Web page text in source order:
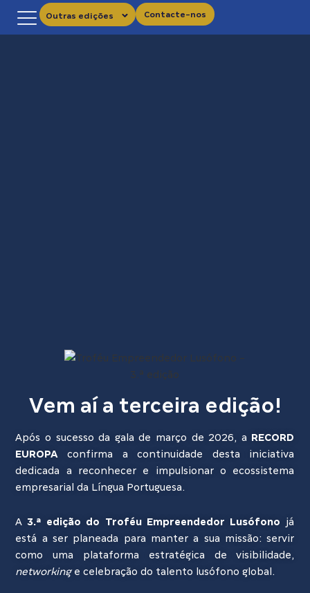
Outras edições Contacte-nos
Vem aí a terceira edição!
Após o sucesso da gala de março de 2026, a RECORD
EUROPAconfirma a continuidade desta iniciativa
dedicada a reconhecer e impulsionar o ecossistema
empresarial da Língua Portuguesa.
A3.ª edição do Troféu Empreendedor Lusófono já
está a ser planeada para manter a sua missão: servir
como uma plataforma estratégica de visibilidade,
networkinge celebração do talento lusófono global.